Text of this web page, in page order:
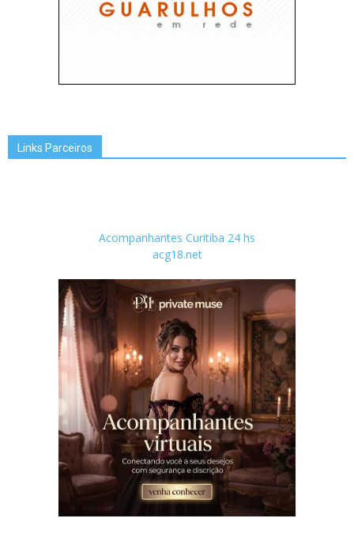
Links Parceiros
Acompanhantes Curitiba 24 hs
acg18.net